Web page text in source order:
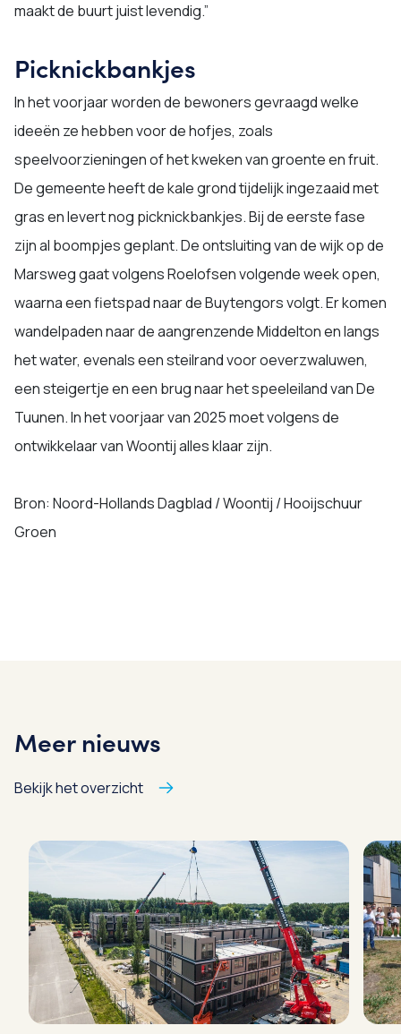
maakt de buurt juist levendig.”
Picknickbankjes
In het voorjaar worden de bewoners gevraagd welke
ideeën ze hebben voor de hofjes, zoals
speelvoorzieningen of het kweken van groente en fruit.
De gemeente heeft de kale grond tijdelijk ingezaaid met
gras en levert nog picknickbankjes. Bij de eerste fase
zijn al boompjes geplant. De ontsluiting van de wijk op de
Marsweg gaat volgens Roelofsen volgende week open,
waarna een fietspad naar de Buytengors volgt. Er komen
wandelpaden naar de aangrenzende Middelton en langs
het water, evenals een steilrand voor oeverzwaluwen,
een steigertje en een brug naar het speeleiland van De
Tuunen. In het voorjaar van 2025 moet volgens de
ontwikkelaar van Woontij alles klaar zijn.
Bron: Noord-Hollands Dagblad / Woontij / Hooijschuur
Groen
Meer nieuws
Bekijk het overzicht